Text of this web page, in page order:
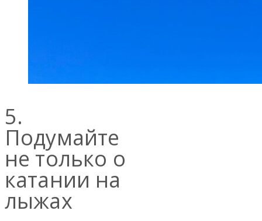
5.
Подумайте
не только о
катании на
лыжах